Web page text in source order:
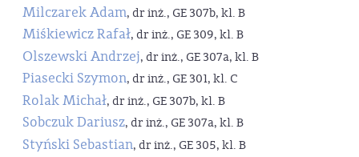
Milczarek Adam, dr inż., GE 307b, kl. B
Miśkiewicz Rafał, dr inż., GE 309, kl. B
Olszewski Andrzej, dr inż., GE 307a, kl. B
Piasecki Szymon, dr inż., GE 301, kl. C
Rolak Michał, dr inż., GE 307b, kl. B
Sobczuk Dariusz, dr inż., GE 307a, kl. B
Styński Sebastian, dr inż., GE 305, kl. B